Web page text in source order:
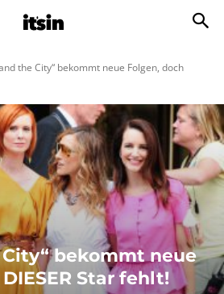
the City“ bekommt neue Folgen, doch
City“ bekommt neue
Star fehlt!